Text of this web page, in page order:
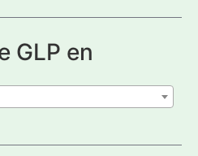
GLP en